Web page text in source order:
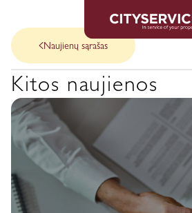
Naujienų sąrašas
Kitos naujienos